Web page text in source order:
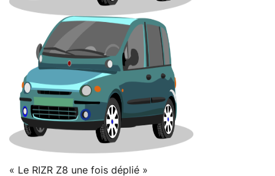
« Le RIZR Z8 une fois déplié »